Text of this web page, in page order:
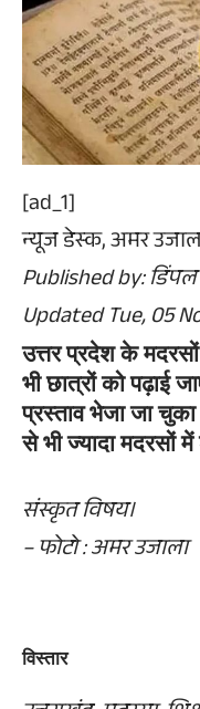
[ad_1]
न्यूज डेस्क, अमर
Published by:डिंपल
Updated Tue, 05
उत्तर प्रदेश के
भी छात्रों को पढ़ाई
प्रस्ताव भेजा जा
से भी ज्यादा मदरसों
संस्कृत विषय।
– फोटो : अमर उजाला
विस्तार